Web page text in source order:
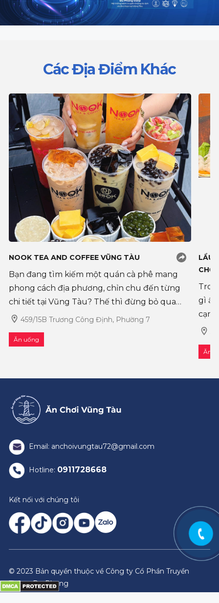
Các Địa Điểm Khác
NOOK TEA AND COFFEE VŨNG TÀU
Bạn đang tìm kiếm một quán cà phê mang
phong cách địa phương, chỉn chu đến từng
chi tiết tại Vũng Tàu? Thế thì đừng bỏ qua
Nook Tea and Coffee Vũng Tàu nhé! Nằm
Nook không ch�
459/15B Trương Công Định, Phường 7
Ăn uống
LẨU
gì
Ăn
Email: anchoivungtau72@gmail.com
Hotline: 0911728668
Kết nối với chúng tôi
© 2023 Bản quyền thuộc về Công ty Cổ Phần Truyền
Thông Du Phong